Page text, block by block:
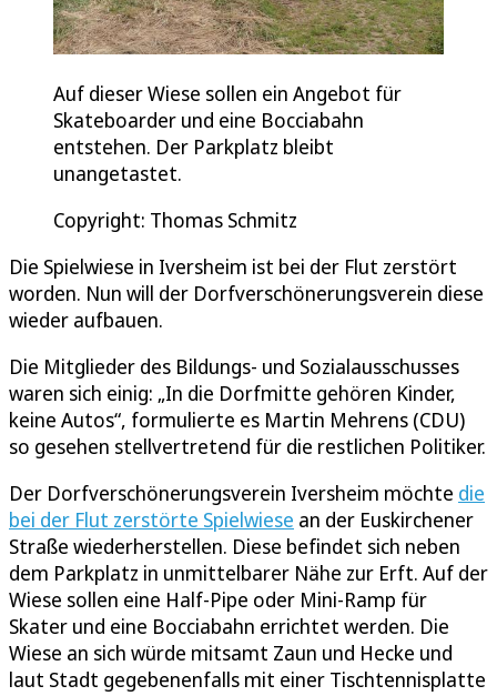
Auf dieser Wiese sollen ein Angebot für
Skateboarder und eine Bocciabahn
entstehen. Der Parkplatz bleibt
unangetastet.
Copyright: Thomas Schmitz
Die Spielwiese in Iversheim ist bei der Flut zerstört
worden. Nun will der Dorfverschönerungsverein diese
wieder aufbauen.
Die Mitglieder des Bildungs- und Sozialausschusses
waren sich einig: „In die Dorfmitte gehören Kinder,
keine Autos“, formulierte es Martin Mehrens (CDU)
so gesehen stellvertretend für die restlichen Politiker.
Der Dorfverschönerungsverein Iversheim möchte die
bei der Flut zerstörte Spielwiese an der Euskirchener
Straße wiederherstellen. Diese befindet sich neben
dem Parkplatz in unmittelbarer Nähe zur Erft. Auf der
Wiese sollen eine Half-Pipe oder Mini-Ramp für
Skater und eine Bocciabahn errichtet werden. Die
Wiese an sich würde mitsamt Zaun und Hecke und
laut Stadt gegebenenfalls mit einer Tischtennisplatte